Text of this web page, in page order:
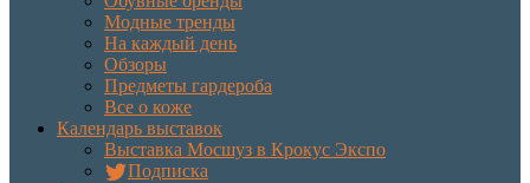
Модные тренды
На каждый день
Обзоры
Предметы гардероба
Все о коже
Календарь выставок
Выставка Мосшуз в Крокус Экспо
Подписка